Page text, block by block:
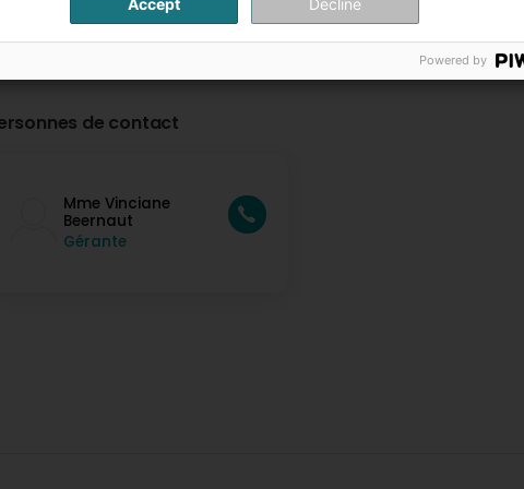
de contact
Mme Vinciane
Beernaut
Gérante
Accept Decline
Powered by